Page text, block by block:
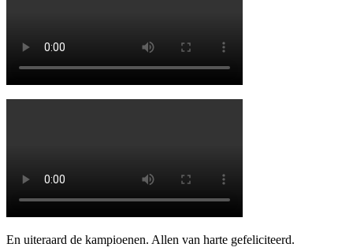
En uiteraard de kampioenen. Allen van harte gefeliciteerd.